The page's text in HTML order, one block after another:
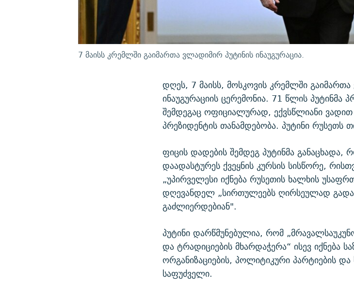
7 მაისს კრემლში გაიმართა ვლადიმირ პუტინის ინაუგურაცია.
დღეს, 7 მაისს, მოსკოვის კრემლში
ინაუგურაციის ცერემონია. 71 წლის
შემდეგაც ოფიციალურად, ექვსწლიანი
პრეზიდენტის თანამდებობა. პუტინი რუსეთს
ფიცის დადების შემდეგ პუტინმა განაცხადა,
დაადასტურეს ქვეყნის კურსის სისწორე,
„უპირველესი იქნება რუსეთის ხალხის
დღევანდელ „სირთულეებს ღირსეულად
გაძლიერდებიან".
პუტინი დარწმუნებულია, რომ
და ტრადიციების მხარდაჭერა“ ისევ იქნება
ორგანიზაციების, პოლიტიკური პარტიების
საფუძველი.